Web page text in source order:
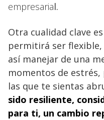
empresarial.
Otra cualidad clave
permitirá ser
así manejar de una
momentos de
las que te sientas
sido resiliente,
para ti, un cambio